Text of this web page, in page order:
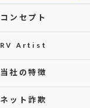
コンセプト
RV Artist
当社の特徴
ネット詐欺